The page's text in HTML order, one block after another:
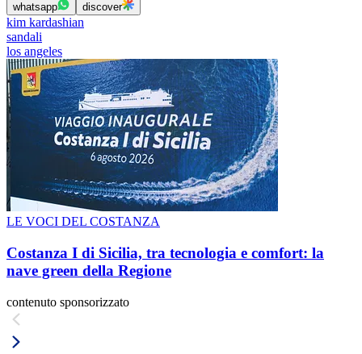
whatsapp discover
kim kardashian
sandali
los angeles
LE VOCI DEL COSTANZA
Costanza I di Sicilia, tra tecnologia e comfort: la
nave green della Regione
contenuto sponsorizzato